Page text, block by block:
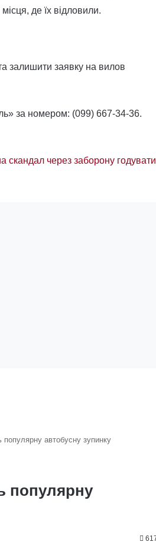
де їх відловили.
залишити заявку на вилов
за номером: (099) 667-34-36.
скандал через заборону годувати